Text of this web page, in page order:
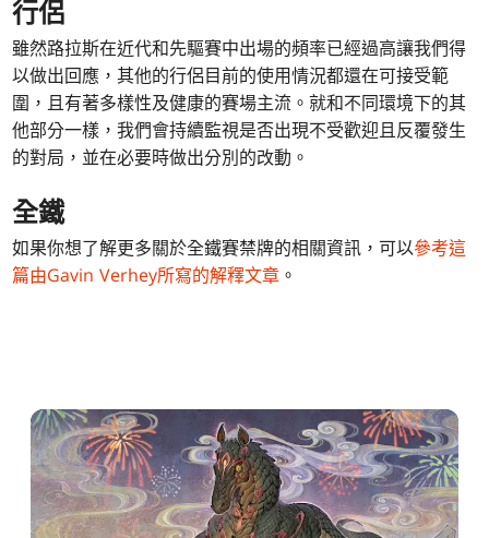
行侶
雖然路拉斯在近代和先驅賽中出場的頻率已經過高讓我們得
以做出回應，其他的行侶目前的使用情況都還在可接受範
圍，且有著多樣性及健康的賽場主流。就和不同環境下的其
他部分一樣，我們會持續監視是否出現不受歡迎且反覆發生
的對局，並在必要時做出分別的改動。
全鐵
如果你想了解更多關於全鐵賽禁牌的相關資訊，可以參考這
篇由Gavin Verhey所寫的解釋文章 。